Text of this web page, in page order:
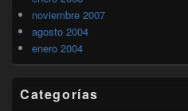
noviembre 2007
agosto 2004
enero 2004
Categorías